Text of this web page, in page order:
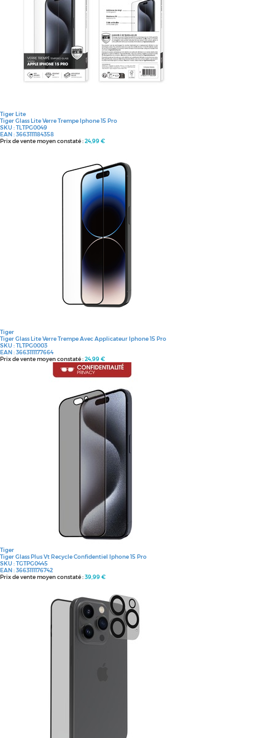
Tiger Lite
Tiger Glass Lite Verre Trempe Iphone 15 Pro
SKU :TLTPG0049
EAN :3663111184358
Prix de vente moyen constaté :24,99 €
Tiger
Tiger Glass Lite Verre Trempe Avec Applicateur Iphone 15 Pro
SKU :TLTPG0003
EAN :3663111177664
Prix de vente moyen constaté :24,99 €
Tiger
Tiger Glass Plus Vt Recycle Confidentiel Iphone 15 Pro
SKU :TGTPG0445
EAN :3663111176742
Prix de vente moyen constaté :39,99 €